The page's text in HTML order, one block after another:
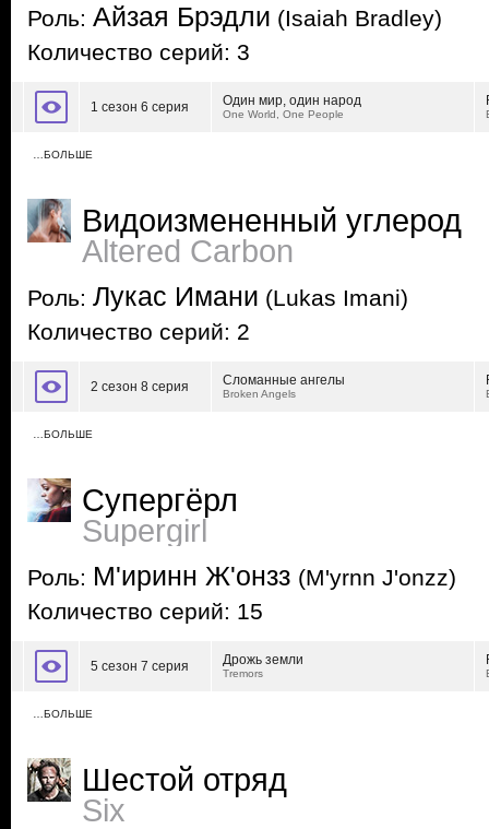
Роль: Айзая Брэдли (Isaiah Bradley)
Количество серий: 3
1 сезон 6 серия Один мир, один народ
One World, One People
…БОЛЬШЕ
Видоизмененный углерод
Altered Carbon
Роль: Лукас Имани (Lukas Imani)
Количество серий: 2
2 сезон 8 серия Сломанные ангелы
Broken Angels
…БОЛЬШЕ
Супергёрл
Supergirl
Роль: М'иринн Ж'онзз (M'yrnn J'onzz)
Количество серий: 15
5 сезон 7 серия Дрожь земли
Tremors
…БОЛЬШЕ
Шестой отряд
Six